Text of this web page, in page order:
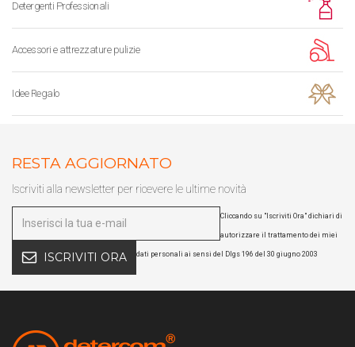
Detergenti Professionali
Accessori e attrezzature pulizie
Idee Regalo
RESTA AGGIORNATO
Iscriviti alla newsletter per ricevere le ultime novità
ISCRIVITI ORA
Cliccando su "Iscriviti Ora" dichiari di
autorizzare il trattamento dei miei
dati personali ai sensi del Dlgs 196 del 30 giugno 2003